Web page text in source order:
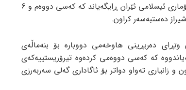
بە پێی ڕاپۆرتی جام کوردی، وەزارەتی هەواڵگری کۆماری ئیسلامی ئێران ڕایگەیاند کە کەسی دووەم و 6
دەستبەسەر کراون.
وێڕای دەربڕینی هاوخەمی دووبارە بۆ بنەماڵەی
کە کەسی دووەمی کردەوە تیرۆریستییەکەی
کراون و زانیاری تەواو دواتر بۆ ئاگاداری گەلی سەربەرزی